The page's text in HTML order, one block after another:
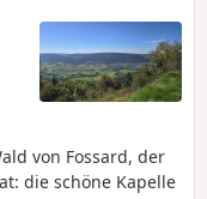
von Fossard, der
die schöne Kapelle